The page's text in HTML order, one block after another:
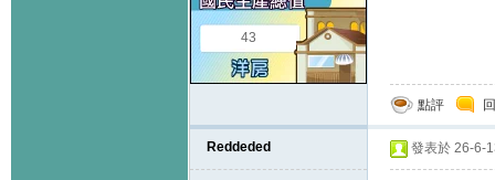
43
點評
Reddeded 發表於 26-6-